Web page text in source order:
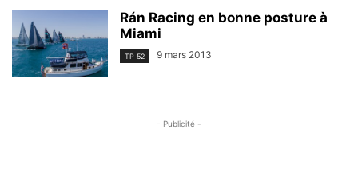
Rán Racing en bonne posture à
Miami
TP 52 9 mars 2013
- Publicité -